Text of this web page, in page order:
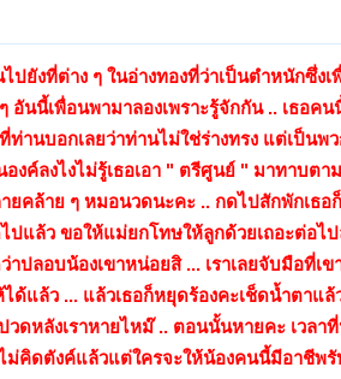
ปยังที่ต่าง ๆ ในอ่างทองที่ว่าเป็นตำหนักซึ่
นนี้เพื่อนพามาลองเพราะรู้จักกัน .. เธอคน
านบอกเลยว่าท่านไม่ใช่ร่างทรง แต่เป็น
งค์ลงไงไม่รู้เธอเอา " ตรีศูนย์ " มาทาบตา
คล้าย ๆ หมอนวดนะคะ .. กดไปสักพักเธอ
ปแล้ว ขอให้แม่ยกโทษให้ลูกด้วยเถอะต่อไ
ปลอบน้องเขาหน่อยสิ ... เราเลยจับมือที่เข
แล้ว ... แล้วเธอก็หยุดร้องคะเช็ดน้ำตาแล้
ดหลังเราหายไหม๊ .. ตอนนั้นหายคะ เวลา
ไม่คิดตังค์แล้วแต่ใครจะให้น้องคนนี้มีอาชีพ